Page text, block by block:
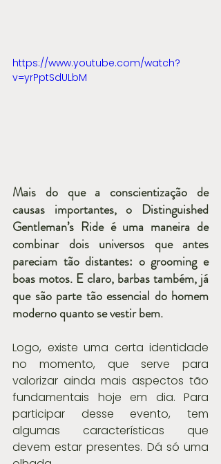
https://www.youtube.com/watch?
v=yrPptSdULbM
Mais do que a conscientização de
causas importantes, o Distinguished
Gentleman’s Ride é uma maneira de
combinar dois universos que antes
pareciam tão distantes: o grooming e
boas motos. E claro, barbas também, já
que são parte tão essencial do homem
moderno quanto se vestir bem.
Logo, existe uma certa identidade
no momento, que serve para
valorizar ainda mais aspectos tão
fundamentais hoje em dia. Para
participar desse evento, tem
algumas características que
devem estar presentes. Dá só uma